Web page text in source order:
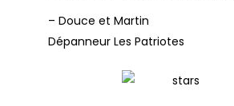
– Douce et Martin
Dépanneur Les Patriotes